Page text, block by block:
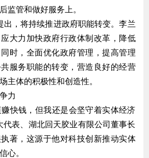
监管和做好服务上。
，将持续推进政府职能转变。李兰
大力加快政府行政体制改革，降低
时，全面优化政府管理，提高管理
服务职能的转变，营造良好的经营
主体的积极性和创造性。
力
快钱，但我还是会坚守着实体经济
代表、湖北回天胶业有限公司董事长
著，这源于他对科技创新推动实体
心。